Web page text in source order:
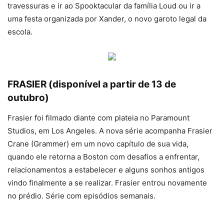
travessuras e ir ao Spooktacular da família Loud ou ir a
uma festa organizada por Xander, o novo garoto legal da
escola.
FRASIER (disponível a partir de 13 de
outubro)
Frasier foi filmado diante com plateia no Paramount
Studios, em Los Angeles. A nova série acompanha Frasier
Crane (Grammer) em um novo capítulo de sua vida,
quando ele retorna a Boston com desafios a enfrentar,
relacionamentos a estabelecer e alguns sonhos antigos
vindo finalmente a se realizar. Frasier entrou novamente
no prédio. Série com episódios semanais.